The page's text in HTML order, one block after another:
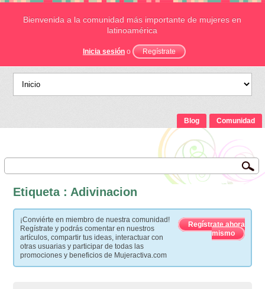
Bienvenida a la comunidad más importante de mujeres en
latinoamérica
Inicia sesión o Regístrate
Blog Comunidad
Etiqueta : Adivinacion
¡Conviérte en miembro de nuestra comunidad!
Regístrate y podrás comentar en nuestros
artículos, compartir tus ideas, interactuar con
otras usuarias y participar de todas las
promociones y beneficios de Mujeractiva.com
Regístrate ahora
mismo